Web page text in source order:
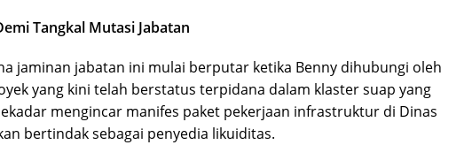
Tangkal Mutasi Jabatan
jaminan jabatan ini mulai berputar ketika Benny dihubungi oleh
yang kini telah berstatus terpidana dalam klaster suap yang
mengincar manifes paket pekerjaan infrastruktur di Dinas
bertindak sebagai penyedia likuiditas.